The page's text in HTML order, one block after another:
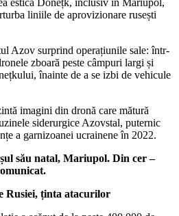
liniile de aprovizionare rusești
Azov surprind operațiunile sale: într-
zboară peste câmpuri largi și
înainte de a se izbi de vehicule
imagini din dronă care mătură
siderurgice Azovstal, puternic
a garnizoanei ucrainene în 2022.
său natal, Mariupol. Din cer –
Rusiei, ținta atacurilor